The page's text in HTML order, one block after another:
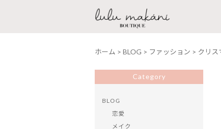
ホーム > BLOG > ファッション > クリス
Category
BLOG
恋愛
メイク